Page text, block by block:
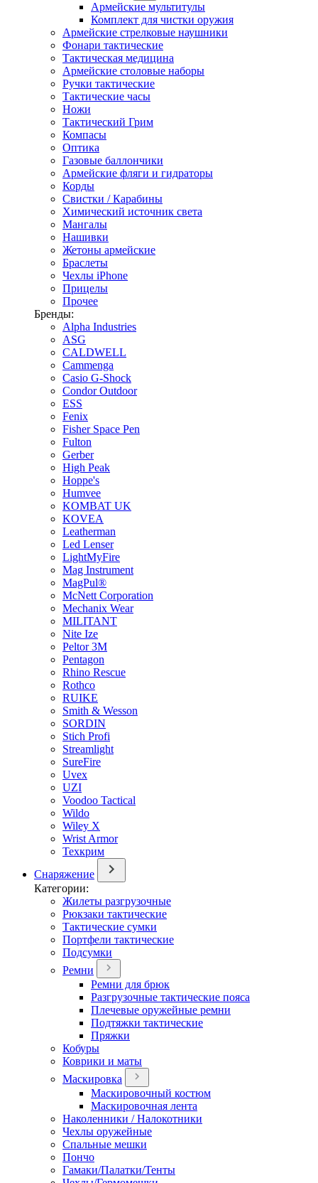
Армейские мультитулы
Комплект для чистки оружия
Армейские стрелковые наушники
Фонари тактические
Тактическая медицина
Армейские столовые наборы
Ручки тактические
Тактические часы
Ножи
Тактический Грим
Компасы
Оптика
Газовые баллончики
Армейские фляги и гидраторы
Корды
Свистки / Карабины
Химический источник света
Мангалы
Нашивки
Жетоны армейские
Браслеты
Чехлы iPhone
Прицелы
Прочее
Бренды:
Alpha Industries
ASG
CALDWELL
Cammenga
Casio G-Shock
Condor Outdoor
ESS
Fenix
Fisher Space Pen
Fulton
Gerber
High Peak
Hoppe's
Humvee
KOMBAT UK
KOVEA
Leatherman
Led Lenser
LightMyFire
Mag Instrument
MagPul®
McNett Corporation
Mechanix Wear
MILITANT
Nite Ize
Peltor 3M
Pentagon
Rhino Rescue
Rothco
RUIKE
Smith & Wesson
SORDIN
Stich Profi
Streamlight
SureFire
Uvex
UZI
Voodoo Tactical
Wildo
Wiley X
Wrist Armor
Техкрим
Снаряжение
Категории:
Жилеты разгрузочные
Рюкзаки тактические
Тактические сумки
Портфели тактические
Подсумки
Ремни
Ремни для брюк
Разгрузочные тактические пояса
Плечевые оружейные ремни
Подтяжки тактические
Пряжки
Кобуры
Коврики и маты
Маскировка
Маскировочный костюм
Маскировочная лента
Наколенники / Налокотники
Чехлы оружейные
Спальные мешки
Пончо
Гамаки/Палатки/Тенты